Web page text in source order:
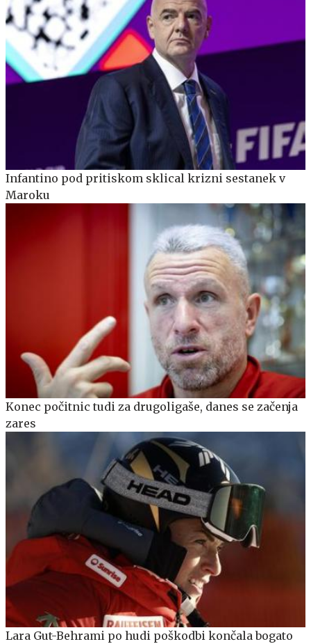
Infantino pod pritiskom sklical krizni sestanek v
Maroku
Konec počitnic tudi za drugoligaše, danes se začenja
zares
Lara Gut-Behrami po hudi poškodbi končala bogato